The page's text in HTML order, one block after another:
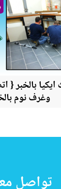
بالخبر {
وغرف نوم
تواصل